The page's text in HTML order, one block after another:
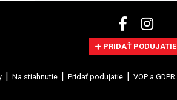
PRIDAŤ PODUJATIE
Na stiahnutie Pridať podujatie VOP a GDPR